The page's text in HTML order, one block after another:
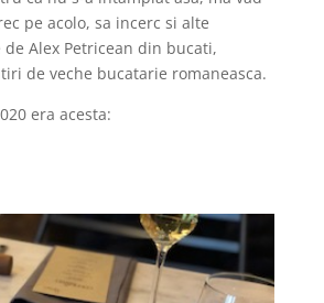
pe acolo, sa incerc si alte
Alex Petricean din bucati,
de veche bucatarie romaneasca.
era acesta: